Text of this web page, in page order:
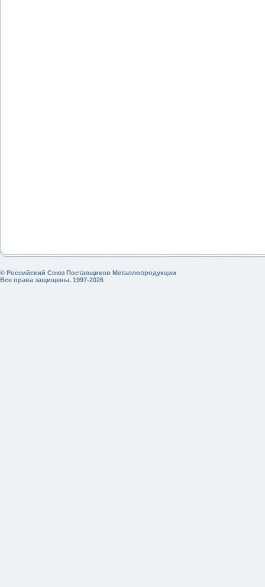
© Российский Союз Поставщиков Металлопродукции
Все права защищены. 1997-2026